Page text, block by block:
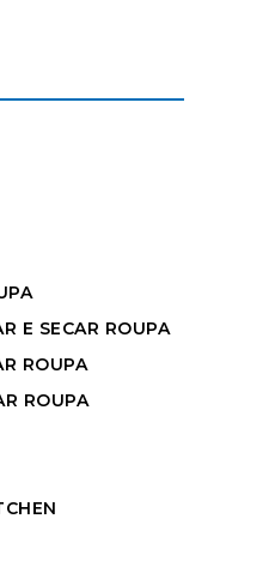
E SECAR ROUPA
ROUPA
ROUPA